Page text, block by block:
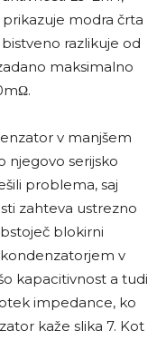
modra črta
razlikuje od
maksimalno
v manjšem
njegovo serijsko
problema, saj
zahteva ustrezno
blokirni
v
kapacitivnost a tudi
impedance, ko
kaže slika 7. Kot